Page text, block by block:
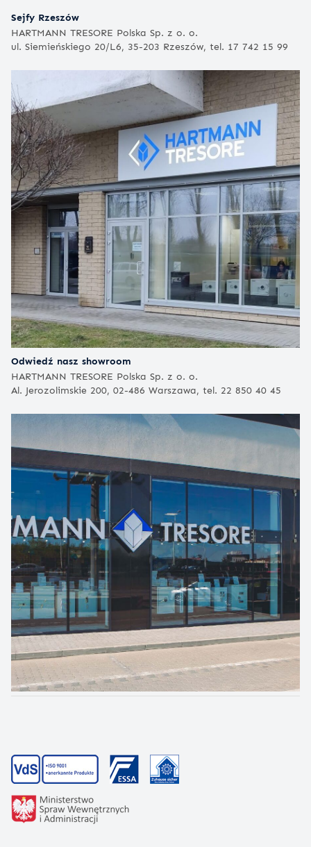
Sejfy Rzeszów
HARTMANN TRESORE Polska Sp. z o. o.
ul. Siemieńskiego 20/L6, 35-203 Rzeszów, tel. 17 742 15 99
Odwiedź nasz showroom
HARTMANN TRESORE Polska Sp. z o. o.
Al. Jerozolimskie 200, 02-486 Warszawa, tel. 22 850 40 45